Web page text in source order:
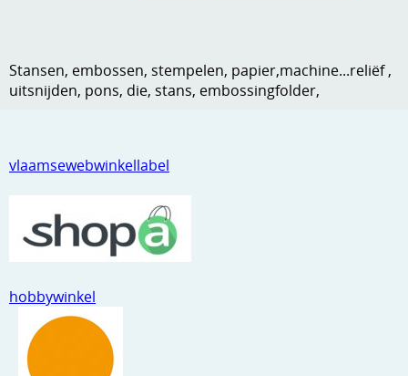
Leuke versieringen
Netjes opbergen
Ponsen
Snijmaterialen
Speciaal papier
vlaamsewebwinkellabel
hobbywinkel
Stansen, embossen, stempelen, papier,machine...reliëf ,
uitsnijden, pons, die, stans, embossingfolder,